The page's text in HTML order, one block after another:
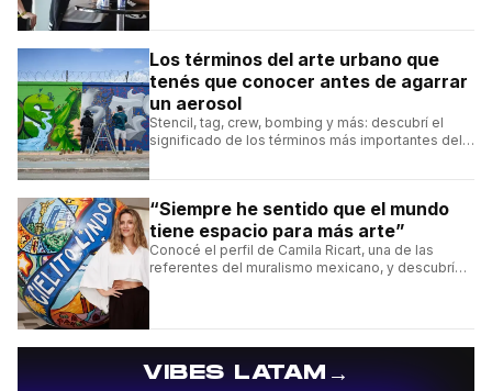
Los términos del arte urbano que
tenés que conocer antes de agarrar
un aerosol
Stencil, tag, crew, bombing y más: descubrí el
significado de los términos más importantes del
“Siempre he sentido que el mundo
tiene espacio para más arte”
Conocé el perfil de Camila Ricart, una de las
referentes del muralismo mexicano, y descubrí
VIBES LATAM→